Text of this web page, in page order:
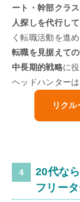
ート・幹部クラ
人探しを代行し
く転職活動を進め
転職を見据えて
中長期的戦略に
ヘッドハンター
リク
20代な
フリー